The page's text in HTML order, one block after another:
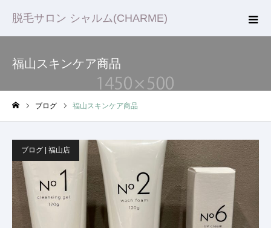
脱毛サロン シャルム(CHARME)
福山スキンケア商品
ブログ 福山スキンケア商品
ブログ | 福山店